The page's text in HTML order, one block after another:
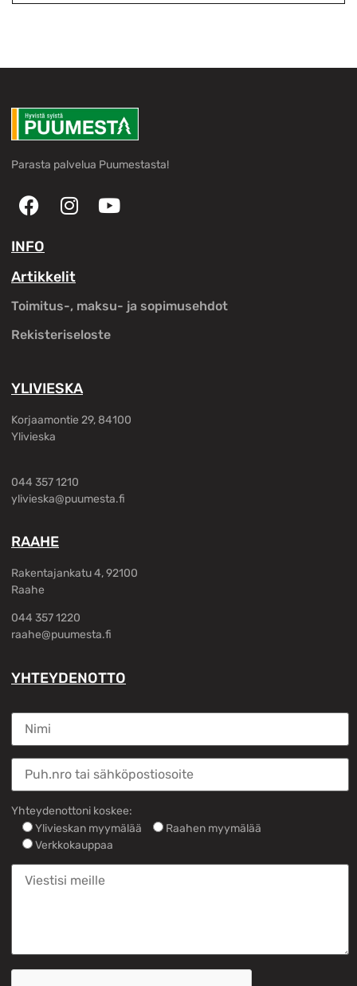
Parasta palvelua Puumestasta!
INFO
Artikkelit
Toimitus-, maksu- ja sopimusehdot
Rekisteriseloste
YLIVIESKA
Korjaamontie 29, 84100
Ylivieska
044 357 1210
ylivieska@puumesta.fi
RAAHE
Rakentajankatu 4, 92100
Raahe
044 357 1220
raahe@puumesta.fi
YHTEYDENOTTO
Yhteydenottoni koskee:
Ylivieskan myymälää
Raahen myymälää
Verkkokauppaa